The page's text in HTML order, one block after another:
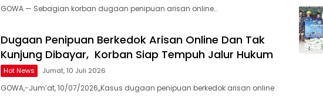
GOWA — Sebagian korban dugaan penipuan arisan online…
Dugaan Penipuan Berkedok Arisan Online Dan Tak
Kunjung Dibayar, Korban Siap Tempuh Jalur Hukum
Hot News Jumat, 10 Juli 2026
GOWA,-Jum’at, 10/07/2026,,Kasus dugaan penipuan berkedok arisan online